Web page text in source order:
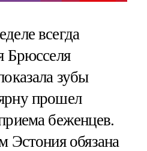
всегда
Брюсселя
зубы
прошел
беженцев.
Эстония обязана